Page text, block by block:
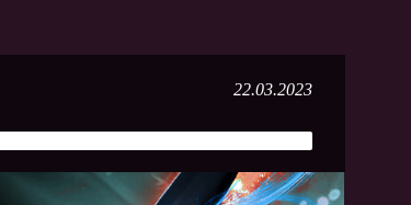
22.03.2023